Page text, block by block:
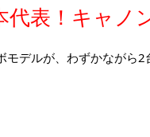
代表！キャノ
デルが、わずかながら2